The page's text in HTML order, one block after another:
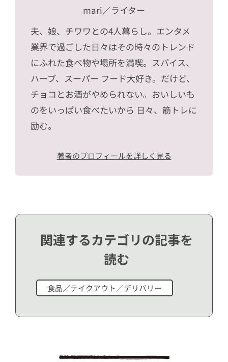
mari／ライター
夫、娘、チワワとの4人暮らし。エンタメ
業界で過ごした日々はその時々のトレンド
にふれた食べ物や場所を満喫。スパイス、
ハーブ、スーパー フード大好き。だけど、
チョコとお酒がやめられない。おいしいも
のをいっぱい食べたいから 日々、筋トレに
励む。
著者のプロフィールを詳しく見る
関連するカテゴリの記事を
読む
食品／テイクアウト／デリバリー